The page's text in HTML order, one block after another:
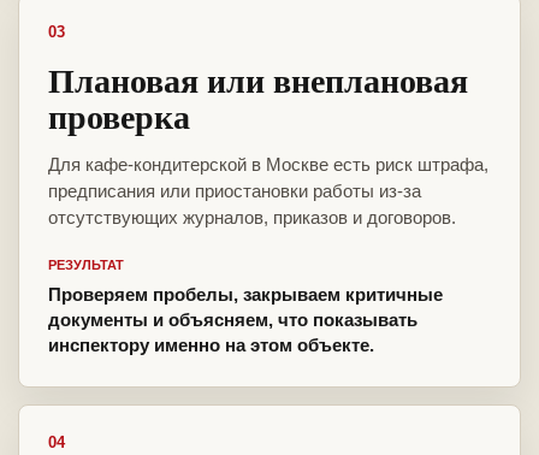
03
Плановая или внеплановая
проверка
Для кафе-кондитерской в Москве есть риск штрафа,
предписания или приостановки работы из-за
отсутствующих журналов, приказов и договоров.
РЕЗУЛЬТАТ
Проверяем пробелы, закрываем критичные
документы и объясняем, что показывать
инспектору именно на этом объекте.
04